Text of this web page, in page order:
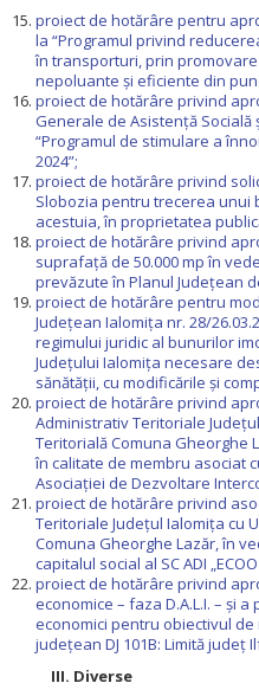
proiect de hotărâre pentru
la “Programul privind
în transporturi, prin
nepoluante şi eficiente din
proiect de hotărâre privind
Generale de Asistenţă
“Programul de stimulare a
2024”;
proiect de hotărâre privind
Slobozia pentru trecerea unui
acestuia, în proprietatea
proiect de hotărâre privind
suprafață de 50.000 mp în
prevăzute în Planul Județean
proiect de hotărâre pentru
Județean Ialomiţa nr. 28/
regimului juridic al bunurilor
Județului Ialomița necesare
sănătății, cu modificările şi
proiect de hotărâre privind
Administrativ Teritoriale
Teritorială Comuna Gheorghe
în calitate de membru asociat
Asociației de Dezvoltare
proiect de hotărâre privind
Teritoriale Județul Ialomița cu
Comuna Gheorghe Lazăr, în
capitalul social al SC ADI „ECOO
proiect de hotărâre privind
economice – faza D.A.L.I. – și
economici pentru obiectivul
județean DJ 101B: Limită județ
III. Diverse